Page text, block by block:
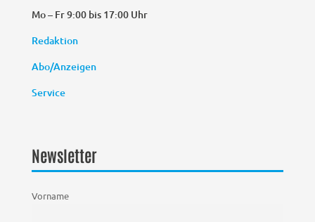
Mo – Fr 9:00 bis 17:00 Uhr
Redaktion
Abo/Anzeigen
Service
Newsletter
Vorname